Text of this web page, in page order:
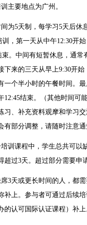
主要地点为广州。
为5天制，每学习5天后休
，第一天从中午12:30开始
。中间有短暂休息，通常
下来的三天从早上9:30开始
一个半小时的午餐时间。
12:45结束。（其他时间可
习、补充资料观摩和学习
有部分调整，请随时注意通
训课程中，学生总共可以
超过3天。超过部分需要申
3天或更长时间的人，都
补上。参与者可通过后续
的认可国际认证课程）补上